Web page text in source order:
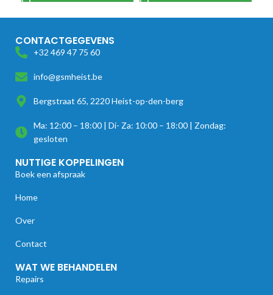
CONTACTGEGEVENS
+32 469 47 75 60
info@gsmheist.be
Bergstraat 65, 2220 Heist-op-den-berg
Ma: 12:00 – 18:00 | Di- Za: 10:00 – 18:00 | Zondag:
gesloten
NUTTIGE KOPPELINGEN
Boek een afspraak
Home
Over
Contact
WAT WE BEHANDELEN
Repairs